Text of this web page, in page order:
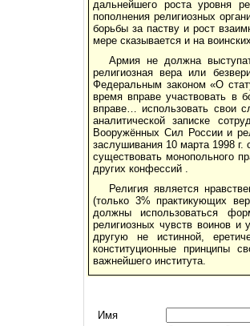
дальнейшего роста уровня
пополнения религиозных
борьбы за паству и рост
мере сказывается и на
Армия не должна
религиозная вера или
Федеральным законом «О
время вправе участвовать в
вправе… использовать свои
аналитической записке
Вооружённых Сил России и
заслушивания 10 марта 1998
существовать монопольного
других конфессий .
Религия является
(только 3% практикующих
должны использоваться
религиозных чувств воинов и
другую не истинной,
конституционные принципы
важнейшего института.
Имя